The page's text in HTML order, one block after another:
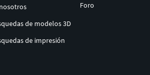
de modelos 3D
de impresión
Foro